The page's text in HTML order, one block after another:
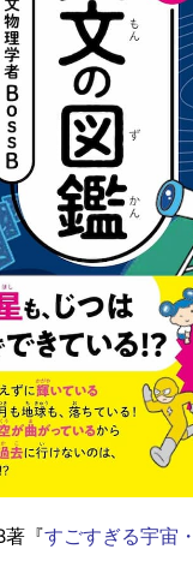
著『すごすぎる宇宙